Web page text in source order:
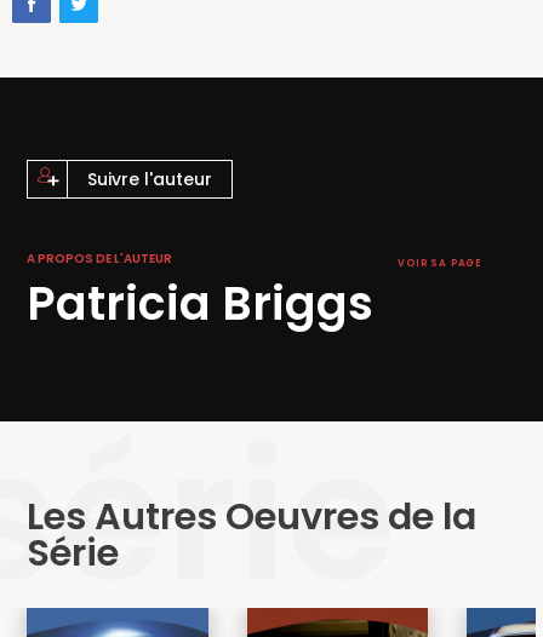
Suivre l'auteur
A PROPOS DE L'AUTEUR VOIR SA PAGE
Patricia Briggs
Les Autres Oeuvres de la
Série